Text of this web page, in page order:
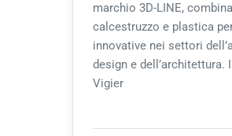
marchio 3D-LINE,
calcestruzzo e plastica
innovative nei settori
design e dell’architettura.
Vigier